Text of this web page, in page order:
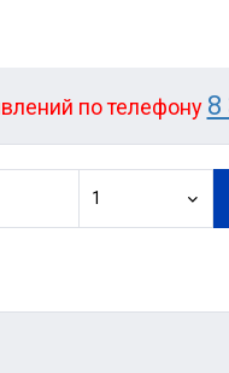
по телефону 8
1